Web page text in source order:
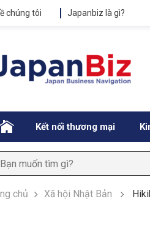
chúng tôi Japanbiz là gì?
. Kết nối thương mại
chủ Xã hội Nhật Bản